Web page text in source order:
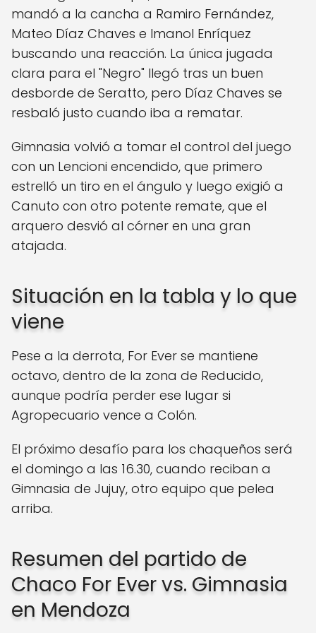
mandó a la cancha a Ramiro Fernández,
Mateo Díaz Chaves e Imanol Enríquez
buscando una reacción. La única jugada
clara para el "Negro" llegó tras un buen
desborde de Seratto, pero Díaz Chaves se
resbaló justo cuando iba a rematar.
Gimnasia volvió a tomar el control del juego
con un Lencioni encendido, que primero
estrelló un tiro en el ángulo y luego exigió a
Canuto con otro potente remate, que el
arquero desvió al córner en una gran
atajada.
Situación en la tabla y lo que
viene
Pese a la derrota, For Ever se mantiene
octavo, dentro de la zona de Reducido,
aunque podría perder ese lugar si
Agropecuario vence a Colón.
El próximo desafío para los chaqueños será
el domingo a las 16.30, cuando reciban a
Gimnasia de Jujuy, otro equipo que pelea
arriba.
Resumen del partido de
Chaco For Ever vs. Gimnasia
en Mendoza